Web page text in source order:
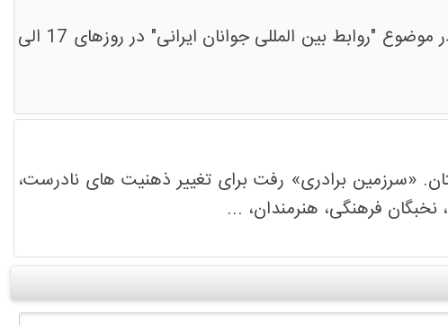
اتحادیه بین المللی امت واحده اعلام کرد هفتمین دوره آموزشی ویژه خود را با برگزاری رویداد ایده پردازی در موضوع "روابط بین المللی جوانان ایرانی" در روزهای 17 الی
«سرزمین برادری» رفت برای تغییر ذهنیت های نادرست،
فرهنگی، هنرمندان، ...